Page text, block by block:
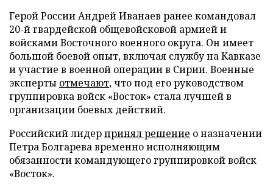
Герой России Андрей Иванаев ранее командовал
20-й гвардейской общевойсковой армией и
войсками Восточного военного округа. Он имеет
большой боевой опыт, включая службу на Кавказе
и участие в военной операции в Сирии. Военные
эксперты отмечают, что под его руководством
группировка войск «Восток» стала лучшей в
организации боевых действий.
Российский лидерпринял решение о назначении
Петра Болгарева временно исполняющим
обязанности командующего группировкой войск
«Восток».